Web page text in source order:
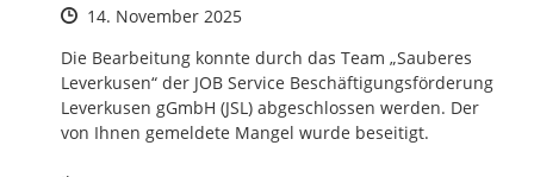
Zeitpunkt des Erstellens
14. November 2025
Die Bearbeitung konnte durch das Team „Sauberes
Leverkusen“ der JOB Service Beschäftigungsförderung
Leverkusen gGmbH (JSL) abgeschlossen werden. Der
von Ihnen gemeldete Mangel wurde beseitigt.